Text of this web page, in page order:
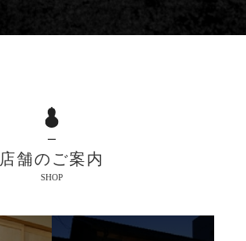
店舗のご案内
SHOP